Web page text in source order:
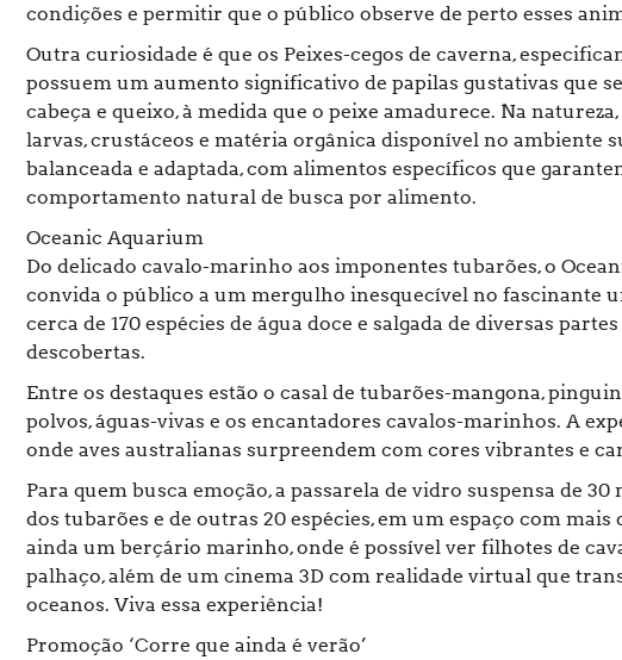
condições e permitir que o público observe de perto esses
Outra curiosidade é que os Peixes-cegos de caverna,
possuem um aumento significativo de papilas gustativas que
cabeça e queixo, à medida que o peixe amadurece. Na
larvas, crustáceos e matéria orgânica disponível no ambiente
balanceada e adaptada, com alimentos específicos que
comportamento natural de busca por alimento.
Oceanic Aquarium
Do delicado cavalo-marinho aos imponentes tubarões, o
convida o público a um mergulho inesquecível no fascinante
cerca de 170 espécies de água doce e salgada de diversas
descobertas.
Entre os destaques estão o casal de tubarões-mangona,
polvos, águas-vivas e os encantadores cavalos-marinhos. A
onde aves australianas surpreendem com cores vibrantes e
Para quem busca emoção, a passarela de vidro suspensa de
dos tubarões e de outras 20 espécies, em um espaço com
ainda um berçário marinho, onde é possível ver filhotes de
palhaço, além de um cinema 3D com realidade virtual que
oceanos. Viva essa experiência!
Promoção ‘Corre que ainda é verão’